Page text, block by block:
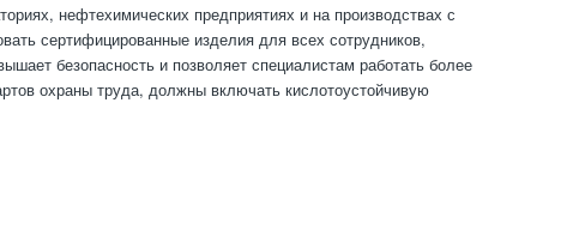
нефтехимических предприятиях и на производствах с
сертифицированные изделия для всех сотрудников,
безопасность и позволяет специалистам работать более
охраны труда, должны включать кислотоустойчивую